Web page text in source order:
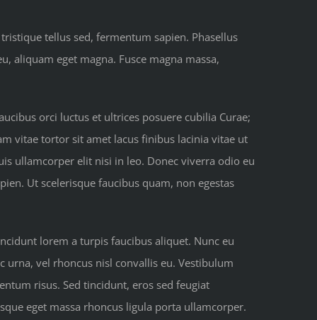
tellus sed, fermentum sapien. Phasellus
aliquam eget magna. Fusce magna massa,
orci luctus et ultrices posuere cubilia Curae;
vitae tortor sit amet lacus finibus lacinia vitae ut
ullamcorper elit nisi in leo. Donec viverra odio eu
Ut scelerisque faucibus quam, non egestas
lorem a turpis faucibus aliquet. Nunc eu
vel rhoncus nisl convallis eu. Vestibulum
risus. Sed tincidunt, eros sed feugiat
eget massa rhoncus ligula porta ullamcorper.